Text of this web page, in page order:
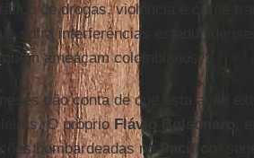
de drogas, violência e crime
sofra interferências
ameaçam colombianos.
dão conta de que esta ação
O próprioFlávio Bolsonaro
,
bombardeadas noPacífico ,